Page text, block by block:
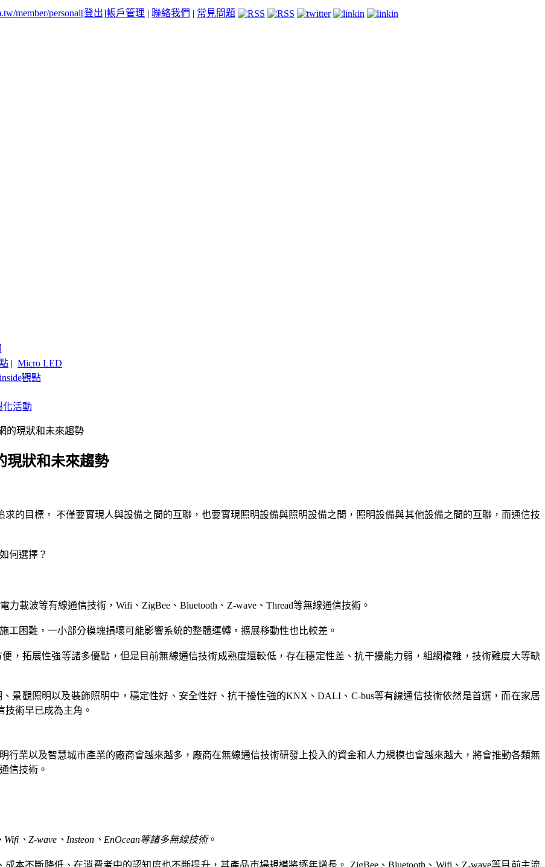
member/personal[登出]帳戶管理 | 聯絡我們 | 常見問題
| Micro LED
觀點
化活動
的現狀和未來趨勢
現狀和未來趨勢
的目標， 不僅要實現人與設備之間的互聯，也要實現照明設備與照明設備之間，照明設備與其他設備之間的互聯，而通信技
何選擇？
載波等有線通信技術，Wifi、ZigBee、Bluetooth、Z-wave、Thread等無線通信技術。
困難，一小部分模塊損壞可能影響系統的整體運轉，擴展移動性也比較差。
，拓展性強等諸多優點，但是目前無線通信技術成熟度還較低，存在穩定性差、抗干擾能力弱，組網複雜，技術難度大等缺
景觀照明以及裝飾照明中，穩定性好、安全性好、抗干擾性強的KNX、DALI、C-bus等有線通信技術依然是首選，而在家居
技術早已成為主角。
行業以及智慧城市產業的廠商會越來越多，廠商在無線通信技術研發上投入的資金和人力規模也會越來越大，將會推動各類無
信技術。
、Z-wave、Insteon、EnOcean等諸多無線技術。